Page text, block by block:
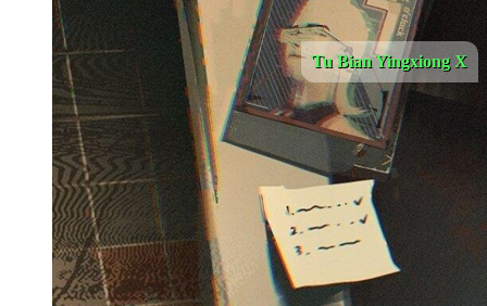
Tu Bian Yingxiong X